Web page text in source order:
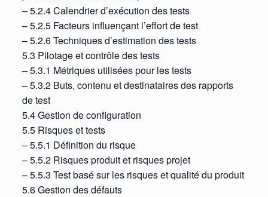
– 5.2.4 Calendrier d’exécution des tests
– 5.2.5 Facteurs influençant l’effort de test
– 5.2.6 Techniques d’estimation des tests
5.3 Pilotage et contrôle des tests
– 5.3.1 Métriques utilisées pour les tests
– 5.3.2 Buts, contenu et destinataires des rapports
de test
5.4 Gestion de configuration
5.5 Risques et tests
– 5.5.1 Définition du risque
– 5.5.2 Risques produit et risques projet
– 5.5.3 Test basé sur les risques et qualité du produit
5.6 Gestion des défauts